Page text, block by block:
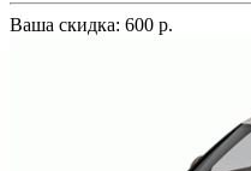
Ваша скидка: 600 р.